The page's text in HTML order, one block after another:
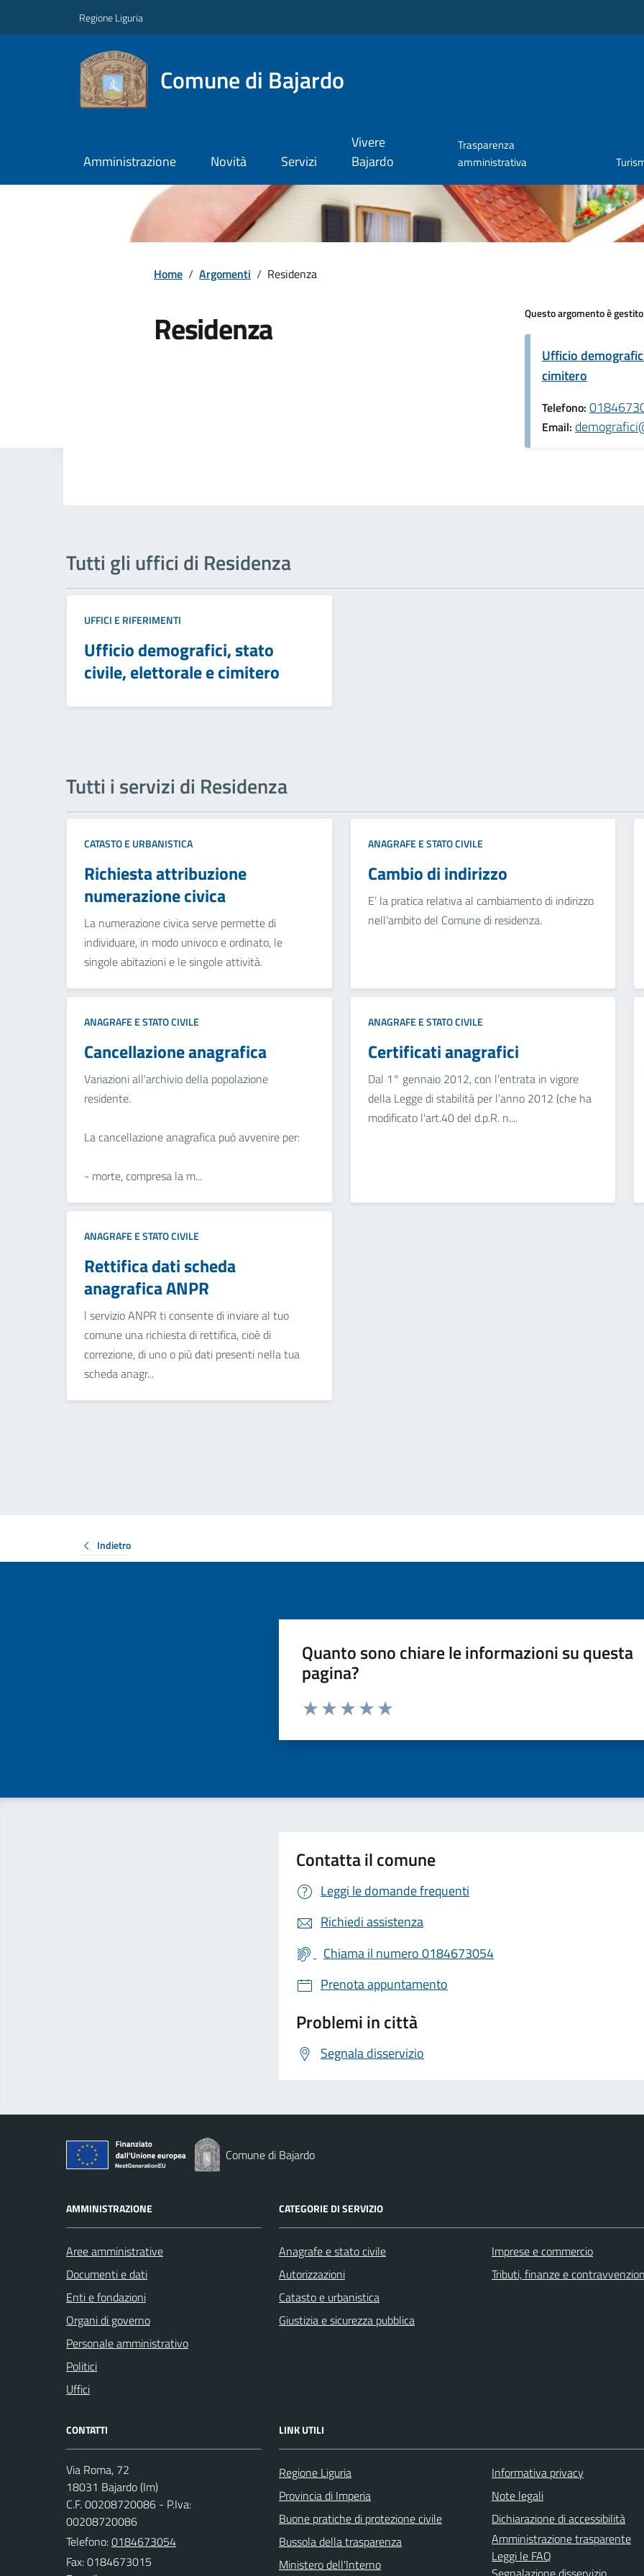
Regione Liguria
Comune di Bajardo
Amministrazione Novità Servizi
Vivere
Bajardo
Trasparenza
amministrativa
Home / Argomenti / Residenza
Residenza Questo argomento è
Ufficio
cimitero
Telefono:
Email:
Tutti gli uffici di Residenza
UFFICI E RIFERIMENTI
Ufficio demografici, stato
civile, elettorale e cimitero
Tutti i servizi di Residenza
CATASTO E URBANISTICA
Richiesta attribuzione
numerazione civica
La numerazione civica serve permette di
individuare, in modo univoco e ordinato, le
singole abitazioni e le singole attività.
ANAGRAFE E STATO CIVILE
Cambio di indirizzo
E’ la pratica relativa al cambiamento di indirizzo
nell’ambito del Comune di residenza.
ANAGRAFE E STATO CIVILE
Cancellazione anagrafica
Variazioni all'archivio della popolazione
residente.
La cancellazione anagrafica può avvenire per:
- morte, compresa la m...
ANAGRAFE E STATO CIVILE
Certificati anagrafici
Dal 1° gennaio 2012, con l’entrata in vigore
della Legge di stabilità per l’anno 2012 (che ha
modificato l'art.40 del d.p.R. n....
ANAGRAFE E STATO CIVILE
Rettifica dati scheda
anagrafica ANPR
l servizio ANPR ti consente di inviare al tuo
comune una richiesta di rettifica, cioè di
correzione, di uno o più dati presenti nella tua
scheda anagr...
Indietro
Quanto sono chiare le informazioni su questa
pagina?
Valuta da 1 a 5 stelle la pagina
Contatta il comune
Leggi le domande frequenti
Richiedi assistenza
Chiama il numero 0184673054
Prenota appuntamento
Problemi in città
Segnala disservizio
Comune di Bajardo
AMMINISTRAZIONE
Aree amministrative
Documenti e dati
Enti e fondazioni
Organi di governo
Personale amministrativo
Politici
Uffici
CATEGORIE DI SERVIZIO
Anagrafe e stato civile
Autorizzazioni
Catasto e urbanistica
Giustizia e sicurezza pubblica
Imprese e commercio
Tributi, finanze e
CONTATTI
Via Roma, 72
18031 Bajardo (Im)
C.F. 00208720086 - P.Iva:
00208720086
Telefono:0184673054
Fax: 0184673015
LINK UTILI
Regione Liguria
Provincia di Imperia
Buone pratiche di protezione civile
Bussola della trasparenza
Ministero dell'Interno
Informativa privacy
Note legali
Dichiarazione di accessibilità
Amministrazione trasparente
Leggi le FAQ